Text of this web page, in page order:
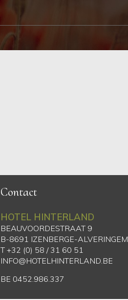
Contact
HOTEL HINTERLAND
BEAUVOORDESTRAAT 9
B-8691 IZENBERGE-ALVERINGEM
T +32 (0) 58 / 31 60 51
INFO@HOTELHINTERLAND.BE
BE 0452.986.337